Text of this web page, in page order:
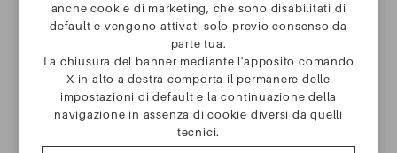
CASE STUDY
AZIENDA
anche cookie di marketing, che sono disabilitati di
default e vengono attivati solo previo consenso da
parte tua.
La chiusura del banner mediante l'apposito comando
X in alto a destra comporta il permanere delle
impostazioni di default e la continuazione della
navigazione in assenza di cookie diversi da quelli
tecnici.